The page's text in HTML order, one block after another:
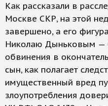
Как рассказали в
Москве СКР, на этой
завершено, а его
Николаю Дыньковым —
обвинения в
сын, как полагает
имущественный вред
злоупотребления